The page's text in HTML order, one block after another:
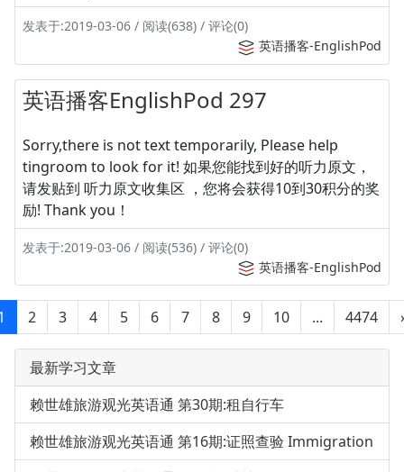
发表于:2019-03-06 / 阅读(638) / 评论(0)
英语播客-EnglishPod
英语播客EnglishPod 297
Sorry,there is not text temporarily, Please help
tingroom to look for it! 如果您能找到好的听力原文，
请发贴到 听力原文收集区 ，您将会获得10到30积分的奖
励! Thank you！
发表于:2019-03-06 / 阅读(536) / 评论(0)
英语播客-EnglishPod
2 3 4 5 6 7 8 9 10 ... 4474
最新学习文章
赖世雄旅游观光英语通 第30期:租自行车
赖世雄旅游观光英语通 第16期:证照查验 Immigration